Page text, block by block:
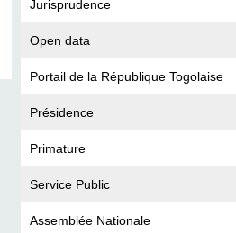
Jurisprudence
Open data
Portail de la République Togolaise
Présidence
Primature
Service Public
Assemblée Nationale